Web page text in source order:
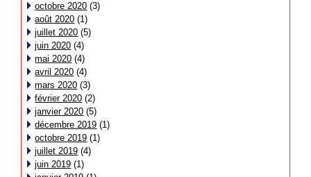
octobre 2020 (3)
août 2020 (1)
juillet 2020 (5)
juin 2020 (4)
mai 2020 (4)
avril 2020 (4)
mars 2020 (3)
février 2020 (2)
janvier 2020 (5)
décembre 2019 (1)
octobre 2019 (1)
juillet 2019 (4)
juin 2019 (1)